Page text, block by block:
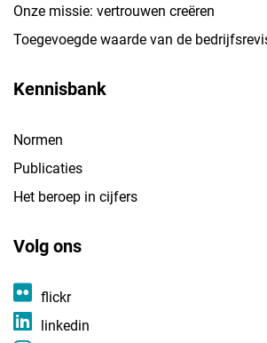
Onze missie: vertrouwen creëren
Toegevoegde waarde van de
Kennisbank
Normen
Publicaties
Het beroep in cijfers
Volg ons
flickr
linkedin